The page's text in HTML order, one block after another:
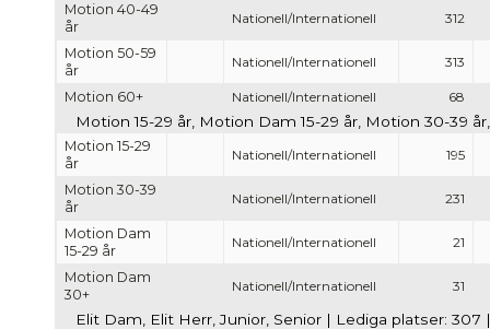
Motion 40-49
år
Nationell/Internationell 312
Motion 50-59
år
Nationell/Internationell 313
Motion 60+ Nationell/Internationell 68
Motion 15-29 år, Motion Dam 15-29 år, Motion 30-39
Motion 15-29
år
Nationell/Internationell 195
Motion 30-39
år
Nationell/Internationell 231
Motion Dam
15-29 år
Nationell/Internationell 21
Motion Dam
30+
Nationell/Internationell 31
Elit Dam, Elit Herr, Junior, Senior | Lediga platser: